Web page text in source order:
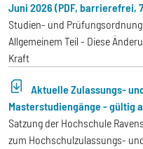
Juni 2026 (PDF, barrierefrei,
Studien- und
Allgemeinem Teil - Diese
Kraft
Aktuelle Zulassungs-
Masterstudiengänge - gültig
Satzung der Hochschule
zum Hochschulzulassungs-